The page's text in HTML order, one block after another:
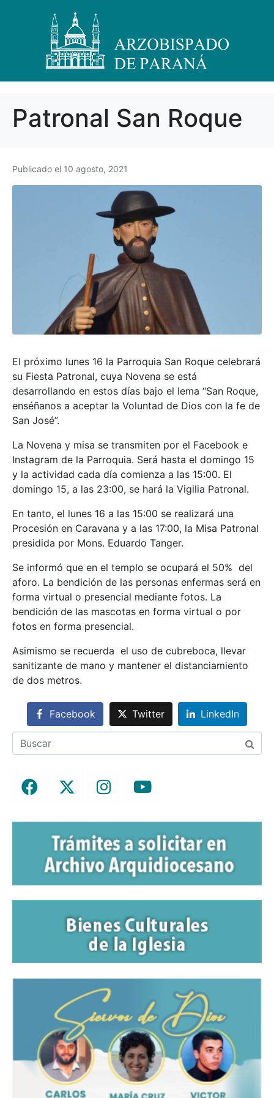
Patronal San Roque
Publicado el 10 agosto, 2021
El próximo lunes 16 la Parroquia San Roque celebrará
su Fiesta Patronal, cuya Novena se está
desarrollando en estos días bajo el lema “San Roque,
enséñanos a aceptar la Voluntad de Dios con la fe de
San José”.
La Novena y misa se transmiten por el Facebook e
Instagram de la Parroquia. Será hasta el domingo 15
y la actividad cada día comienza a las 15:00. El
domingo 15, a las 23:00, se hará la Vigilia Patronal.
En tanto, el lunes 16 a las 15:00 se realizará una
Procesión en Caravana y a las 17:00, la Misa Patronal
presidida por Mons. Eduardo Tanger.
Se informó que en el templo se ocupará el 50% del
aforo. La bendición de las personas enfermas será en
forma virtual o presencial mediante fotos. La
bendición de las mascotas en forma virtual o por
fotos en forma presencial.
Asimismo se recuerda el uso de cubreboca, llevar
sanitizante de mano y mantener el distanciamiento
de dos metros.
Facebook Twitter LinkedIn